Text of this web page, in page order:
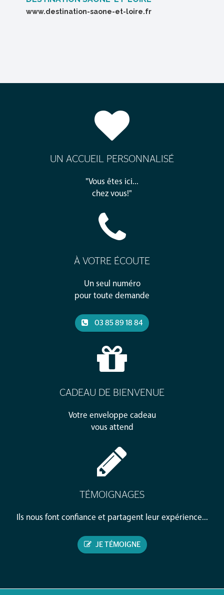
www.destination-saone-et-loire.fr
UN ACCUEIL PERSONNALISÉ
"Vous êtes ici...
chez vous!"
À VOTRE ÉCOUTE
Un seul numéro
pour toute demande
03 85 89 18 84
CADEAU DE BIENVENUE
Votre enveloppe cadeau
vous attend
TÉMOIGNAGES
Ils nous font confiance et partagent leur expérience...
JE TÉMOIGNE